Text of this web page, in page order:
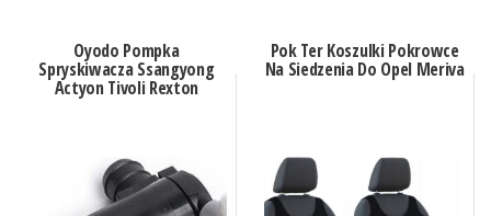
Oyodo Pompka
Spryskiwacza Ssangyong
Actyon Tivoli Rexton
Pok Ter Koszulki Pokrowce
Na Siedzenia Do Opel Meriva